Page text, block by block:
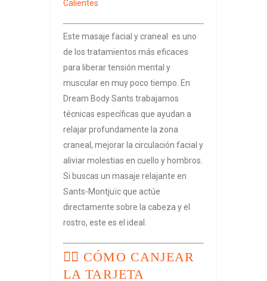
Calientes
Este masaje facial y craneal es uno
de los tratamientos más eficaces
para liberar tensión mental y
muscular en muy poco tiempo. En
Dream Body Sants trabajamos
técnicas específicas que ayudan a
relajar profundamente la zona
craneal, mejorar la circulación facial y
aliviar molestias en cuello y hombros.
Si buscas un masaje relajante en
Sants-Montjuïc que actúe
directamente sobre la cabeza y el
rostro, este es el ideal.
🧘‍♀️ CÓMO CANJEAR
LA TARJETA